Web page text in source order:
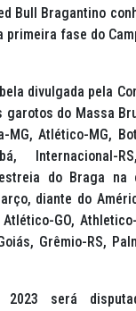
Bull Bragantino
primeira fase do
divulgada pela
garotos do Massa
Atlético-MG,
Internacional-
do Braga na
diante do
GO,
Grêmio-RS,
2023 será